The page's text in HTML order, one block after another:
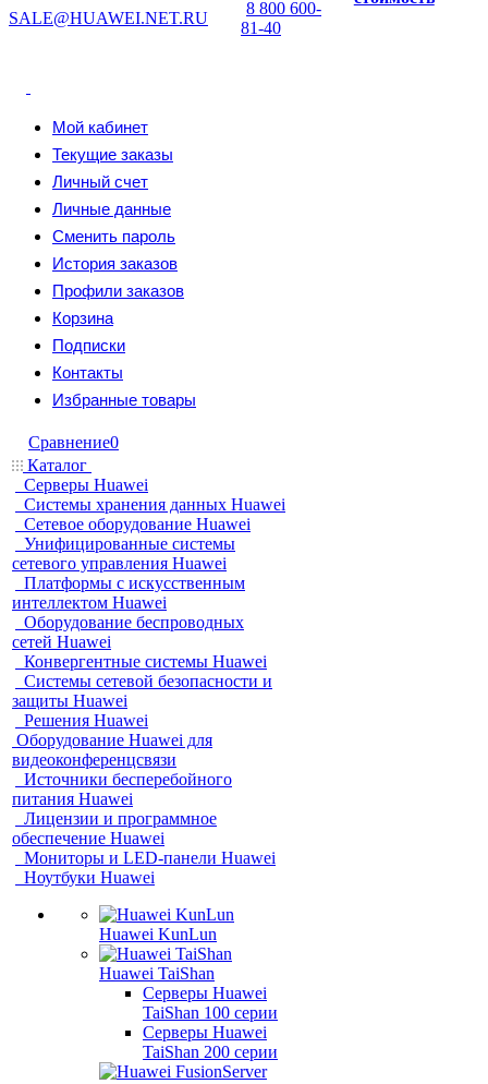
SALE@HUAWEI.NET.RU
8 800 600-
81-40
Мой кабинет
Текущие заказы
Личный счет
Личные данные
Сменить пароль
История заказов
Профили заказов
Корзина
Подписки
Контакты
Избранные товары
Сравнение0
Каталог
Серверы Huawei
Системы хранения данных Huawei
Сетевое оборудование Huawei
Унифицированные системы
сетевого управления Huawei
Платформы с искусственным
интеллектом Huawei
Оборудование беспроводных
сетей Huawei
Конвергентные системы Huawei
Системы сетевой безопасности и
защиты Huawei
Решения Huawei
Оборудование Huawei для
видеоконференцсвязи
Источники бесперебойного
питания Huawei
Лицензии и программное
обеспечение Huawei
Мониторы и LED-панели Huawei
Ноутбуки Huawei
Huawei KunLun
Huawei TaiShan
Серверы Huawei
TaiShan 100 серии
Серверы Huawei
TaiShan 200 серии